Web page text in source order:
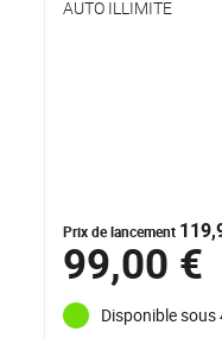
AUTO ILLIMITE
Prix de lancement
99,00 €
Disponible sous